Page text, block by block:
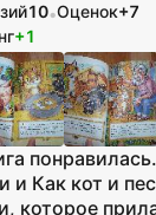
10•Оценок+7
+1
и Как кот и
которое